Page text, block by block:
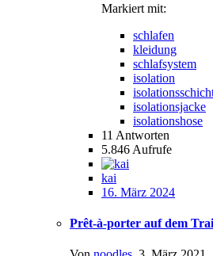
Markiert mit:
schlafen
kleidung
schlafsystem
isolation
isolationsjacke
isolationshose
11 Antworten
5.846 Aufrufe
kai
16. März 2024
Prêt-à-porter auf dem